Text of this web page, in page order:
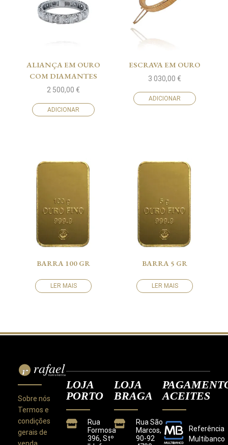
ALIANÇA EM OURO
COM DIAMANTES
2 500,00 €
ADICIONAR
ESCRAVA EM OURO
3 030,00 €
ADICIONAR
BARRA 100 GR
LER MAIS
BARRA 5 GR
LER MAIS
Sobre nós
Termos e
condições
gerais de
LOJA
PORTO
Rua
Formosa
396, Stº
LOJA
BRAGA
Rua São
Marcos,
90-92
ACEITES
Referência
Multibanco